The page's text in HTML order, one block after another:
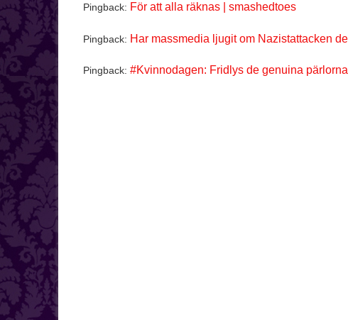
Pingback: För att alla räknas | smashedtoes
Pingback: Har massmedia ljugit om Nazistattacken
Pingback: #Kvinnodagen: Fridlys de genuina